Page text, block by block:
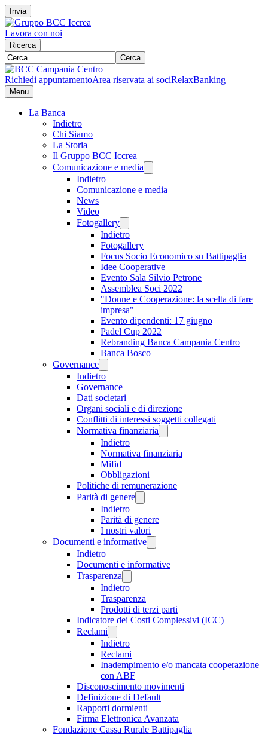
Invia
Lavora con noi
Ricerca
Cerca
Richiedi appuntamentoArea riservata ai sociRelaxBanking
Menu
La Banca
Indietro
Chi Siamo
La Storia
Il Gruppo BCC Iccrea
Comunicazione e media
Indietro
Comunicazione e media
News
Video
Fotogallery
Indietro
Fotogallery
Focus Socio Economico su Battipaglia
Idee Cooperative
Evento Sala Silvio Petrone
Assemblea Soci 2022
"Donne e Cooperazione: la scelta di fare
impresa"
Evento dipendenti: 17 giugno
Padel Cup 2022
Rebranding Banca Campania Centro
Banca Bosco
Governance
Indietro
Governance
Dati societari
Organi sociali e di direzione
Conflitti di interessi soggetti collegati
Normativa finanziaria
Indietro
Normativa finanziaria
Mifid
Obbligazioni
Politiche di remunerazione
Parità di genere
Indietro
Parità di genere
I nostri valori
Documenti e informative
Indietro
Documenti e informative
Trasparenza
Indietro
Trasparenza
Prodotti di terzi parti
Indicatore dei Costi Complessivi (ICC)
Reclami
Indietro
Reclami
Inadempimento e/o mancata cooperazione
con ABF
Disconoscimento movimenti
Definizione di Default
Rapporti dormienti
Firma Elettronica Avanzata
Fondazione Cassa Rurale Battipaglia